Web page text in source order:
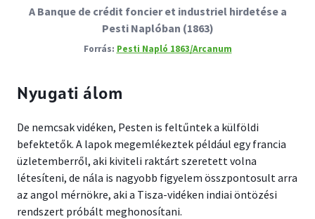
A Banque de crédit foncier et industriel hirdetése a
Pesti Naplóban (1863)
Pesti Napló 1863/Arcanum
Nyugati álom
De nemcsak vidéken, Pesten is feltűntek a külföldi
befektetők. A lapok megemlékeztek például egy francia
üzletemberről, aki kiviteli raktárt szeretett volna
létesíteni, de nála is nagyobb figyelem összpontosult arra
az angol mérnökre, aki a Tisza-vidéken indiai öntözési
rendszert próbált meghonosítani.